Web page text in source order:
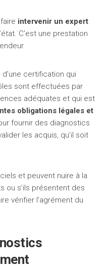
intervenir un expert
C’est une prestation
certification qui
sont effectuées par
adéquates et qui est
obligations légales et
fournir des diagnostics
les acquis, qu’il soit
et peuvent nuire à la
ou s’ils présentent des
vérifier l’agrément du